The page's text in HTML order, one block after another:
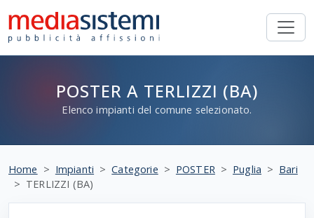
POSTER A TERLIZZI (BA)
Elenco impianti del comune selezionato.
Home Impianti Categorie POSTER Puglia
Bari
TERLIZZI (BA)